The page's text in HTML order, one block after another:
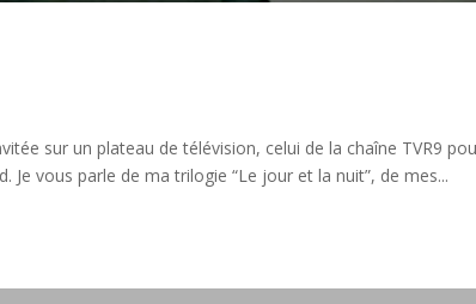
sur un plateau de télévision, celui de la chaîne TVR9
Je vous parle de ma trilogie “Le jour et la nuit”, de mes...